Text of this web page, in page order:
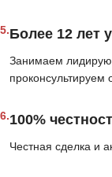
5.Более 12 лет
Занимаем
проконсультируем
6.100%
Честная сделка и